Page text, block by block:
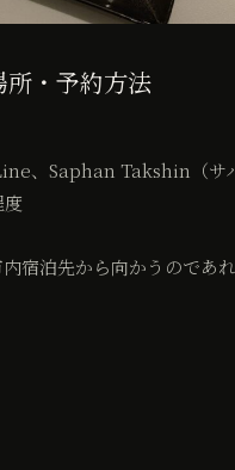
所・予約方法
、Saphan Takshin（サ
度
宿泊先から向かうのであ